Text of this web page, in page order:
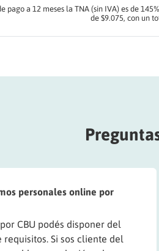
a 12 meses la TNA (sin IVA) es de
de $9.075, con un
personales online por
CBU podés disponer del
Si sos cliente del